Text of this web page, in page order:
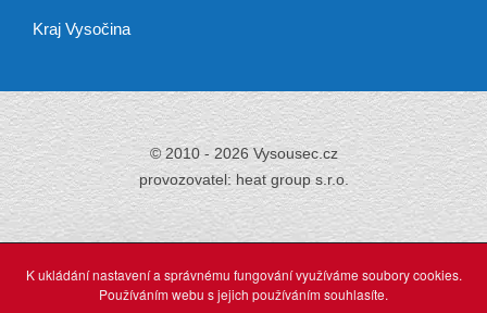
Kraj Vysočina
© 2010 - 2026 Vysousec.cz
provozovatel: heat group s.r.o.
Již přes 30 letzajišťujeme odstraňování
vlhkosti,
K ukládání nastavení a správnému fungování využíváme soubory cookies.
Používáním webu s jejich používáním souhlasíte.